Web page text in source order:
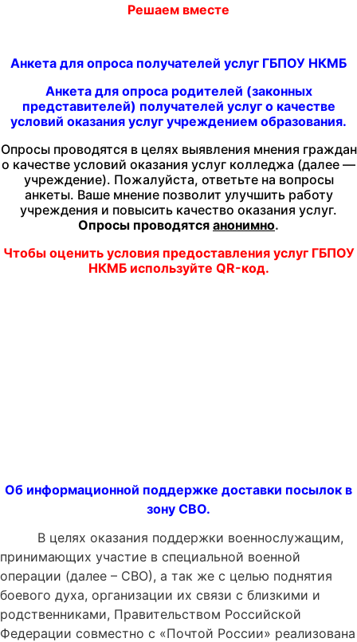
Решаем вместе
Анкета для опроса получателей услуг ГБПОУ НКМБ
Анкета для опроса родителей (законных
представителей) получателей услуг о качестве
условий оказания услуг учреждением образования.
Опросы проводятся в целях выявления мнения граждан
о качестве условий оказания услуг колледжа (далее —
учреждение). Пожалуйста, ответьте на вопросы
анкеты. Ваше мнение позволит улучшить работу
учреждения и повысить качество оказания услуг.
Опросы проводятся анонимно.
Чтобы оценить условия предоставления услугГБПОУ
НКМБ используйте QR-код.
Об информационной поддержке доставки посылок в
зону СВО.
В целях оказания поддержки военнослужащим,
принимающих участие в специальной военной
операции (далее – СВО), а так же с целью поднятия
боевого духа, организации их связи с близкими и
родственниками, Правительством Российской
Федерации совместно с «Почтой России» реализована